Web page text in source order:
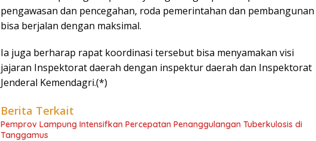
pengawasan dan pencegahan, roda pemerintahan dan pembangunan
bisa berjalan dengan maksimal.
Ia juga berharap rapat koordinasi tersebut bisa menyamakan visi
jajaran Inspektorat daerah dengan inspektur daerah dan Inspektorat
Jenderal Kemendagri.(*)
Berita Terkait
Pemprov Lampung Intensifkan Percepatan Penanggulangan Tuberkulosis di
Tanggamus